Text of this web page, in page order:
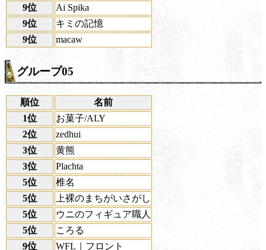
9位
Ai Spika
9位
キミの記憶
9位
macaw
グループ05
順位
名前
1位
お菓子/ALY
2位
zedhui
3位
黄熊
3位
Plachta
5位
椎名
5位
上裸のまちがいさがし
5位
ウニのフィギュア職人
5位
ころる
9位
WFL｜フロント